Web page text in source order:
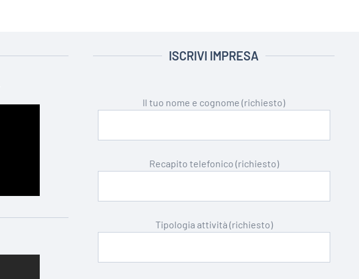
ISCRIVI IMPRESA
Il tuo nome e cognome (richiesto)
Recapito telefonico (richiesto)
Tipologia attività (richiesto)